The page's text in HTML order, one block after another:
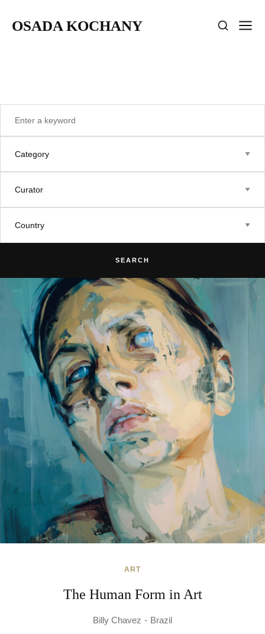
OSADA KOCHANY
SEARCH
ART
The Human Form in Art
Billy Chavez Brazil